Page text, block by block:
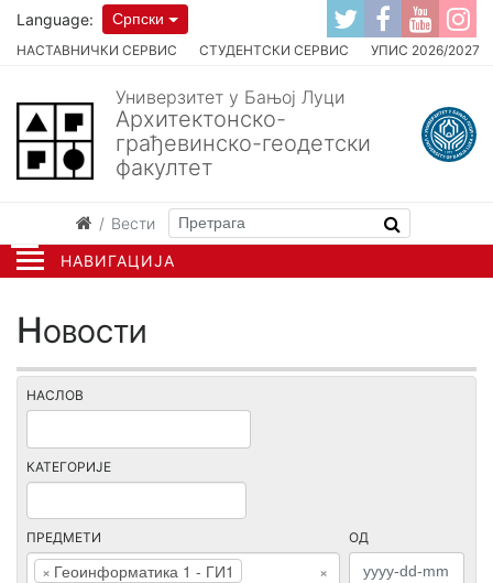
НАВИГАЦИЈА
НАСТАВНИЧКИ СЕРВИС СТУДЕНТСКИ СЕРВИС УПИС 2026/2027
Language: Српски
Универзитет у Бањој Луци
Архитектонско-
грађевинско-геодетски
факултет
Вести
Новости
НАСЛОВ
КАТЕГОРИЈЕ
ПРЕДМЕТИ
×
× Геоинформатика 1 - ГИ1
ОД